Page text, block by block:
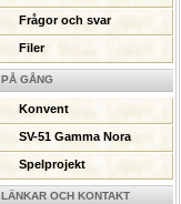
Frågor och svar
Filer
PÅ GÅNG
Konvent
SV-51 Gamma Nora
Spelprojekt
LÄNKAR OCH KONTAKT